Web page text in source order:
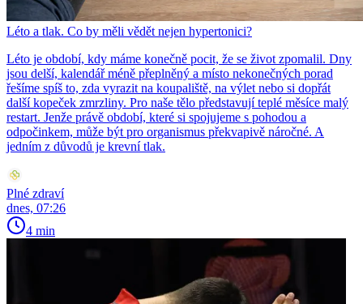
Léto a tlak. Co by měli vědět nejen hypertonici?
Léto je období, kdy máme konečně pocit, že se život zpomalil. Dny
jsou delší, kalendář méně přeplněný a místo nekonečných porad
řešíme spíš to, zda vyrazit na koupaliště, na výlet nebo si dopřát
další kopeček zmrzliny. Pro naše tělo představují teplé měsíce malý
restart. Jenže právě období, které si spojujeme s pohodou a
odpočinkem, může být pro organismus překvapivě náročné. A
jedním z důvodů je krevní tlak.
Plné zdraví
dnes, 07:26
4 min